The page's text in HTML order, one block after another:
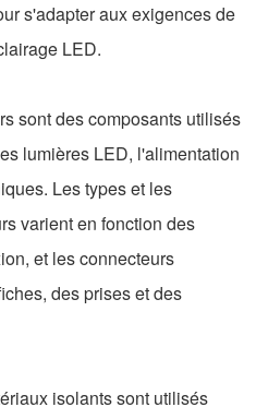
s'adapter aux exigences de
LED.
sont des composants utilisés
lumières LED, l'alimentation
Les types et les
varient en fonction des
et les connecteurs
des prises et des
isolants sont utilisés